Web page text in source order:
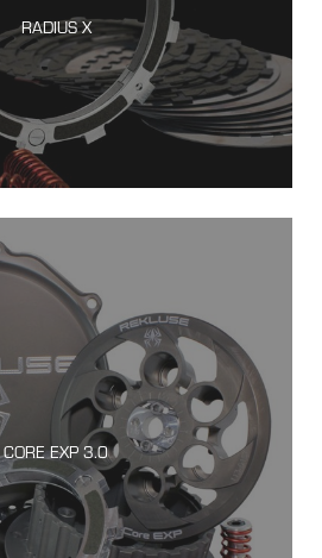
RADIUS X
CORE EXP 3.0